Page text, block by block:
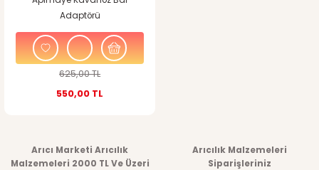
Adaptörü
625,00 TL
550,00 TL
Arıcı Marketi Arıcılık
Malzemeleri 2000 TL Ve Üzeri
Arıcılık Malzemeleri
Siparişleriniz